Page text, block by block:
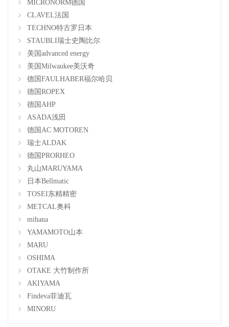
MICRONORM德国
CLAVEL法国
TECHNO特古罗日本
STAUBLI瑞士史陶比尔
美国advanced energy
美国Milwaukee美沃奇
德国FAULHABER福尔哈贝
德国ROPEX
德国AHP
ASADA浅田
德国AC MOTOREN
瑞士ALDAK
德国PRORHEO
丸山MARUYAMA
日本Bellmatic
TOSEI东精精密
METCAL奥科
mihana
YAMAMOTO山本
MARU
OSHIMA
OTAKE 大竹制作所
AKIYAMA
Findeva菲迪瓦
MINORU